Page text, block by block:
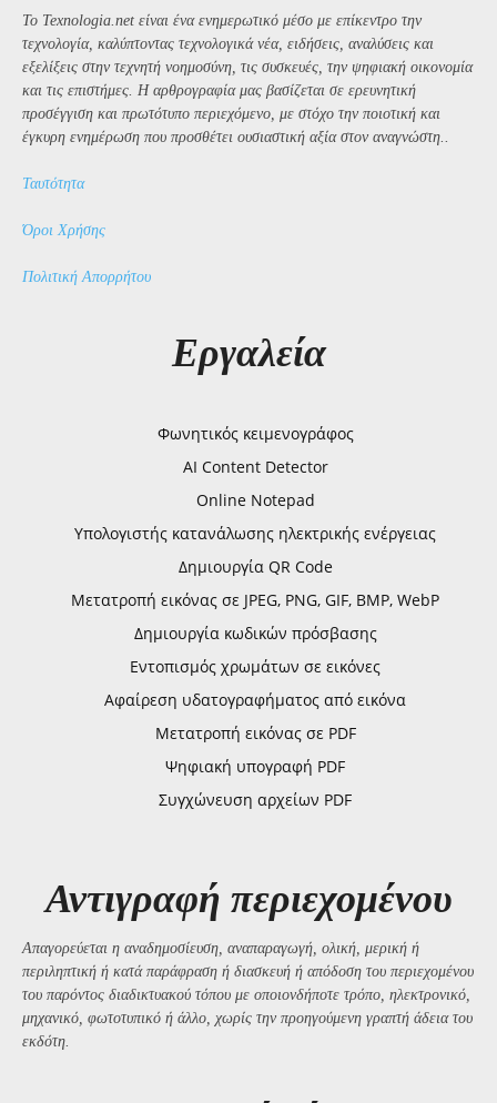
Το Texnologia.net είναι ένα ενημερωτικό μέσο με επίκεντρο την
τεχνολογία, καλύπτοντας τεχνολογικά νέα, ειδήσεις, αναλύσεις και
εξελίξεις στην τεχνητή νοημοσύνη, τις συσκευές, την ψηφιακή οικονομία
και τις επιστήμες. Η αρθρογραφία μας βασίζεται σε ερευνητική
προσέγγιση και πρωτότυπο περιεχόμενο, με στόχο την ποιοτική και
έγκυρη ενημέρωση που προσθέτει ουσιαστική αξία στον αναγνώστη..
Ταυτότητα
Όροι Χρήσης
Πολιτική Απορρήτου
Εργαλεία
Φωνητικός κειμενογράφος
AI Content Detector
Online Notepad
Υπολογιστής κατανάλωσης ηλεκτρικής ενέργειας
Δημιουργία QR Code
Μετατροπή εικόνας σε JPEG, PNG, GIF, BMP, WebP
Δημιουργία κωδικών πρόσβασης
Εντοπισμός χρωμάτων σε εικόνες
Αφαίρεση υδατογραφήματος από εικόνα
Μετατροπή εικόνας σε PDF
Ψηφιακή υπογραφή PDF
Συγχώνευση αρχείων PDF
Αντιγραφή περιεχομένου
Απαγορεύεται η αναδημοσίευση, αναπαραγωγή, ολική, μερική ή
περιληπτική ή κατά παράφραση ή διασκευή ή απόδοση του περιεχομένου
του παρόντος διαδικτυακού τόπου με οποιονδήποτε τρόπο, ηλεκτρονικό,
μηχανικό, φωτοτυπικό ή άλλο, χωρίς την προηγούμενη γραπτή άδεια του
εκδότη.